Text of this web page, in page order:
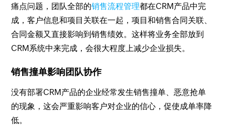
痛点问题，团队全部的销售流程管理都在CRM产品中完
成，客户信息和项目关联在一起，项目和销售合同关联、
合同金额又直接影响到销售绩效。这样将业务全部放到
CRM系统中来完成，会很大程度上减少企业损失。
销售撞单影响团队协作
没有部署CRM产品的企业经常发生销售撞单、恶意抢单
的现象，这会严重影响客户对企业的信心，促使成单率降
低。